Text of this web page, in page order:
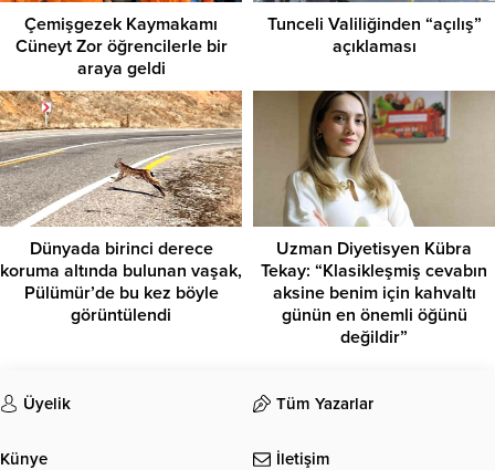
Çemişgezek Kaymakamı
Cüneyt Zor öğrencilerle bir
araya geldi
Tunceli Valiliğinden “açılış”
açıklaması
Dünyada birinci derece
koruma altında bulunan vaşak,
Pülümür’de bu kez böyle
görüntülendi
Uzman Diyetisyen Kübra
Tekay: “Klasikleşmiş cevabın
aksine benim için kahvaltı
günün en önemli öğünü
değildir”
Üyelik Tüm Yazarlar
Künye İletişim